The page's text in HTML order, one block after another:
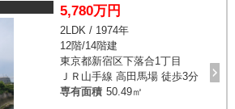
・・ ・三徳新宿本店 約200ｍ ・戸山公園
ク 約300ｍ ・コープ富山店 約300ｍ ・ぱぱ
神小学校 約610ｍ ・新宿中学校 約600ｍ
5,780万円
2LDK / 1974年
12階/14階建
東京都新宿区下落合1丁目
ＪＲ山手線 高田馬場 徒歩3分
専有面積 50.49㎡